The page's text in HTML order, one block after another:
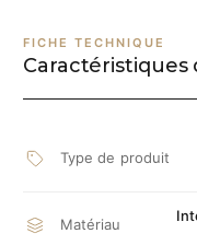
FICHE TECHNIQUE
Caractéristiques
Type de produit
Matériau